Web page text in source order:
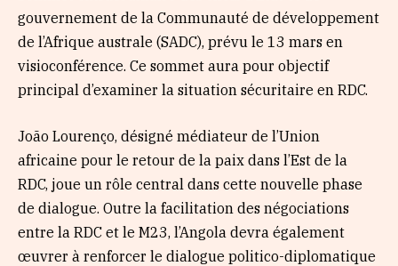
gouvernement de la Communauté de développement
de l’Afrique australe (SADC), prévu le 13 mars en
visioconférence. Ce sommet aura pour objectif
principal d’examiner la situation sécuritaire en RDC.
João Lourenço, désigné médiateur de l’Union
africaine pour le retour de la paix dans l’Est de la
RDC, joue un rôle central dans cette nouvelle phase
de dialogue. Outre la facilitation des négociations
entre la RDC et le M23, l’Angola devra également
œuvrer à renforcer le dialogue politico-diplomatique